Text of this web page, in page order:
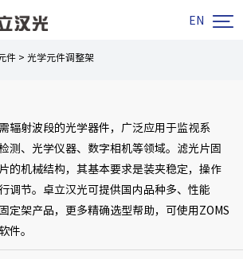
EN 
件 > 光学元件调整架
辐射波段的光学器件，广泛应用于监视系
测、光学仪器、数字相机等领域。滤光片固
的机械结构，其基本要求是装夹稳定，操作
调节。卓立汉光可提供国内品种多、性能
定架产品，更多精确选型帮助，可使用ZOMS
件。